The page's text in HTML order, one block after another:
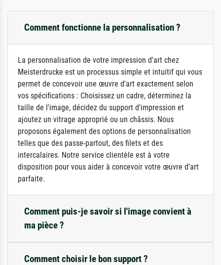
Comment fonctionne la personnalisation ?
La personnalisation de votre impression d'art chez
Meisterdrucke est un processus simple et intuitif qui vous
permet de concevoir une œuvre d'art exactement selon
vos spécifications : Choisissez un cadre, déterminez la
taille de l'image, décidez du support d'impression et
ajoutez un vitrage approprié ou un châssis. Nous
proposons également des options de personnalisation
telles que des passe-partout, des filets et des
intercalaires. Notre service clientèle est à votre
disposition pour vous aider à concevoir votre œuvre d'art
parfaite.
Comment puis-je savoir si l'image convient à
ma pièce ?
Comment choisir le bon support ?